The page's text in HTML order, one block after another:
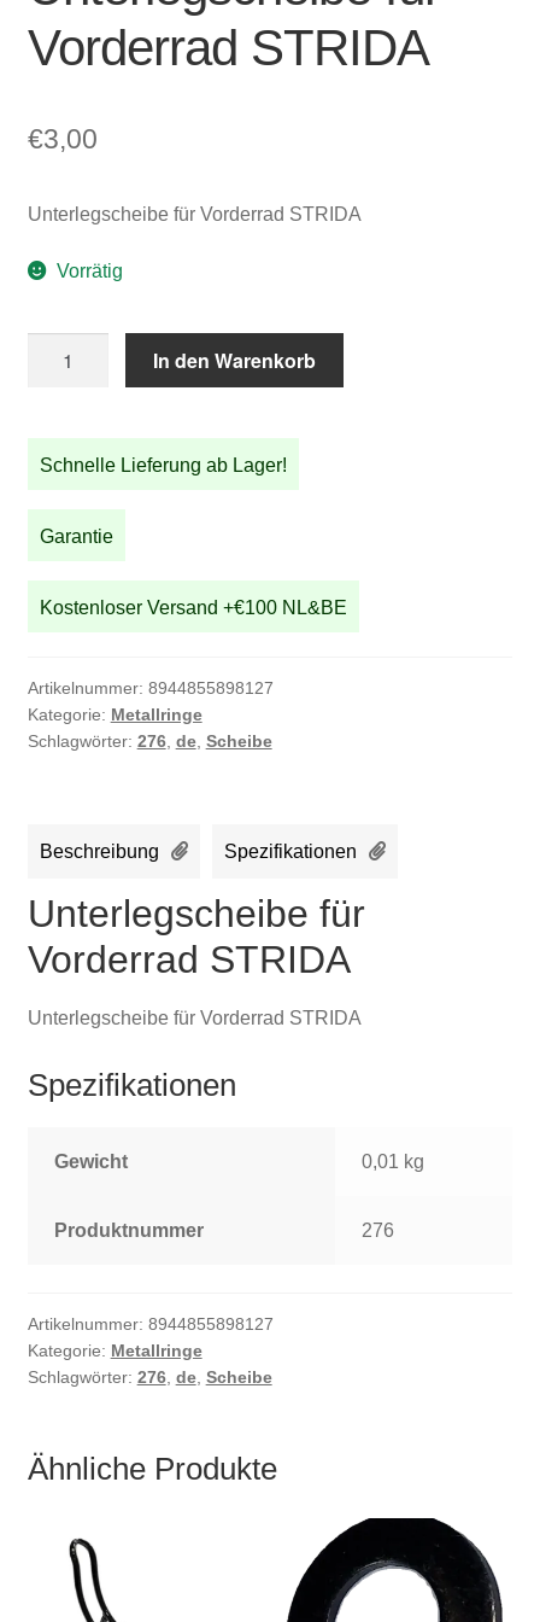
Vorderrad STRIDA
€3,00
Unterlegscheibe für Vorderrad STRIDA
Vorrätig
STRIDA
Menge
In den Warenkorb
Schnelle Lieferung ab Lager!
Garantie
Kostenloser Versand +€100 NL&BE
Artikelnummer: 8944855898127
Kategorie: Metallringe
Schlagwörter: 276, de, Scheibe
Beschreibung Spezifikationen
Unterlegscheibe für
Vorderrad STRIDA
Unterlegscheibe für Vorderrad STRIDA
Spezifikationen
Gewicht 0,01 kg
Produktnummer 276
Artikelnummer: 8944855898127
Kategorie: Metallringe
Schlagwörter: 276, de, Scheibe
Ähnliche Produkte